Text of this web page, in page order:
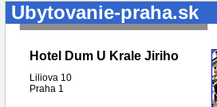
Ubytovanie-praha.sk
Hotel Dum U Krale Jiriho
Liliova 10
Praha 1